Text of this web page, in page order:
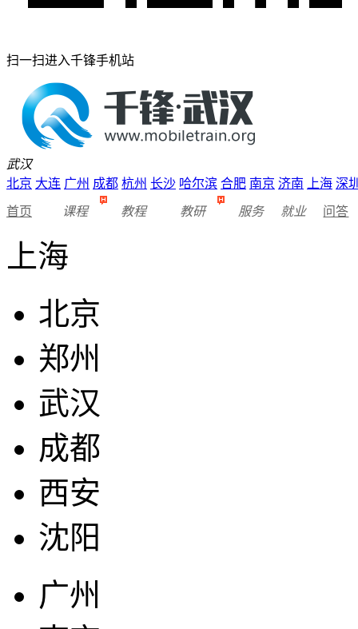
扫一扫进入千锋手机站
武汉
北京 大连 广州 成都 杭州 长沙 哈尔滨 合肥 南京 济南 上海 深
首页 课程 教程 教研 服务 就业 问答
上海
北京
郑州
武汉
成都
西安
沈阳
广州